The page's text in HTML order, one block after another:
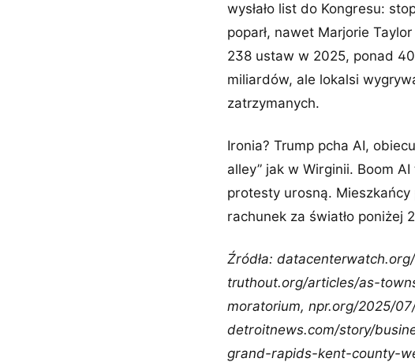
wysłało list do Kongresu:
poparł, nawet Marjorie
238 ustaw w 2025, ponad
miliardów, ale lokalsi
zatrzymanych.
Ironia? Trump pcha AI,
alley” jak w Wirginii. Boom
protesty urosną.
rachunek za światło poniżej
Źródła:
truthout.org/articles/as-
moratorium, npr.org/2025/
detroitnews.com/story/
grand-rapids-kent-county-